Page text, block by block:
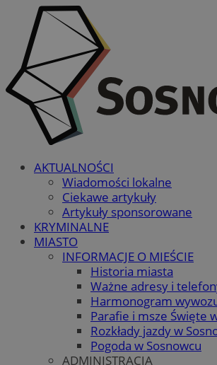
AKTUALNOŚCI
Wiadomości lokalne
Ciekawe artykuły
Artykuły sponsorowane
KRYMINALNE
MIASTO
INFORMACJE O MIEŚCIE
Historia miasta
Ważne adresy i
Harmonogram
Parafie i msze Święte
Rozkłady jazdy w
Pogoda w Sosnowcu
ADMINISTRACJA